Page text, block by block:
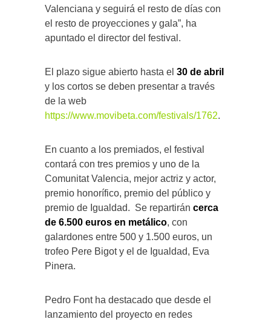
Valenciana y seguirá el resto de días con
el resto de proyecciones y gala”, ha
apuntado el director del festival.
El plazo sigue abierto hasta el 30 de abril
y los cortos se deben presentar a través
de la web
https://www.movibeta.com/festivals/1762.
En cuanto a los premiados, el festival
contará con tres premios y uno de la
Comunitat Valencia, mejor actriz y actor,
premio honorífico, premio del público y
premio de Igualdad. Se repartirán cerca
de 6.500 euros en metálico, con
galardones entre 500 y 1.500 euros, un
trofeo Pere Bigot y el de Igualdad, Eva
Pinera.
Pedro Font ha destacado que desde el
lanzamiento del proyecto en redes